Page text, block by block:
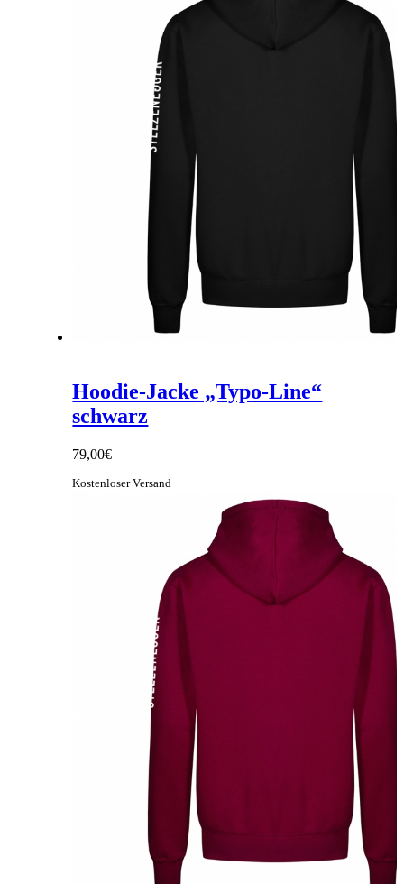
Hoodie-Jacke „Typo-Line“
schwarz
79,00€
Kostenloser Versand